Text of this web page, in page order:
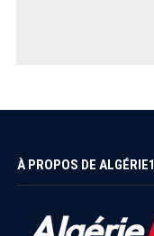
À PROPOS DE ALGÉRIE1